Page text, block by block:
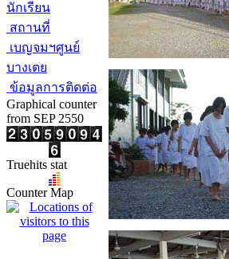
นักเรียน
สถานที่
เบญจมฯศูนย์
บางเตย
ข้อมูลการติดต่อ
Graphical counter
from SEP 2550
Truehits stat
Counter Map